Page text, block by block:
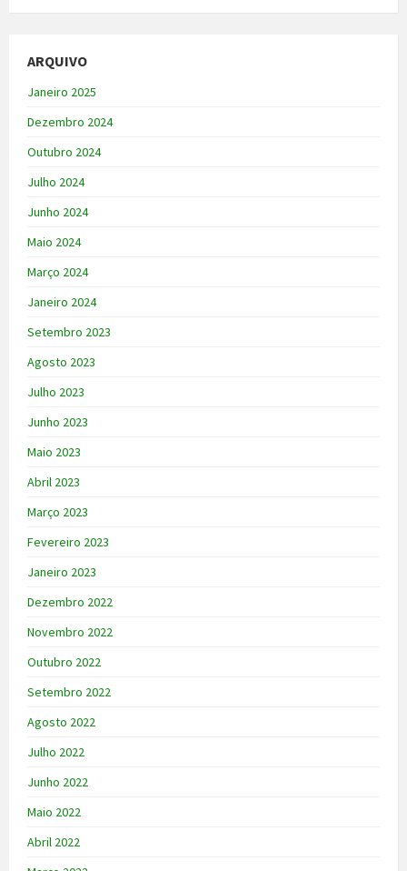
ARQUIVO
Janeiro 2025
Dezembro 2024
Outubro 2024
Julho 2024
Junho 2024
Maio 2024
Março 2024
Janeiro 2024
Setembro 2023
Agosto 2023
Julho 2023
Junho 2023
Maio 2023
Abril 2023
Março 2023
Fevereiro 2023
Janeiro 2023
Dezembro 2022
Novembro 2022
Outubro 2022
Setembro 2022
Agosto 2022
Julho 2022
Junho 2022
Maio 2022
Abril 2022